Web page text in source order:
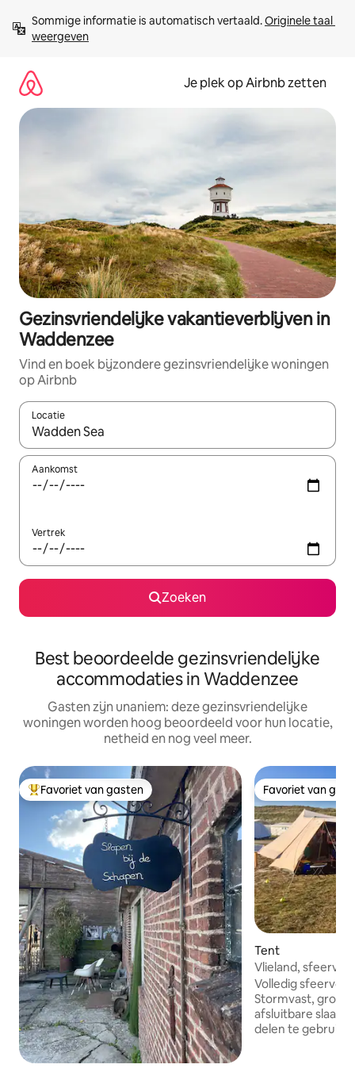
direct
naar
Sommige informatie is automatisch vertaald. Originele taal
weergeven
Je plek op Airbnb zetten
Gezinsvriendelijke vakantieverblijven in
Waddenzee
Vind en boek bijzondere gezinsvriendelijke woningen
op Airbnb
Locatie
Wanneer er resultaten beschikbaar zijn, maak je een keuze
Aankomst
Vertrek
Zoeken
Best beoordeelde gezinsvriendelijke
accommodaties in Waddenzee
Gasten zijn unaniem: deze gezinsvriendelijke
woningen worden hoog beoordeeld voor hun locatie,
netheid en nog veel meer.
Topfavoriet van gasten
Favoriet van gasten Favoriet van
Favoriet van
Tent
Vlieland, sfeervol
tent
Volledig sfeervol
Stormvast, grote
afsluitbare
delen te